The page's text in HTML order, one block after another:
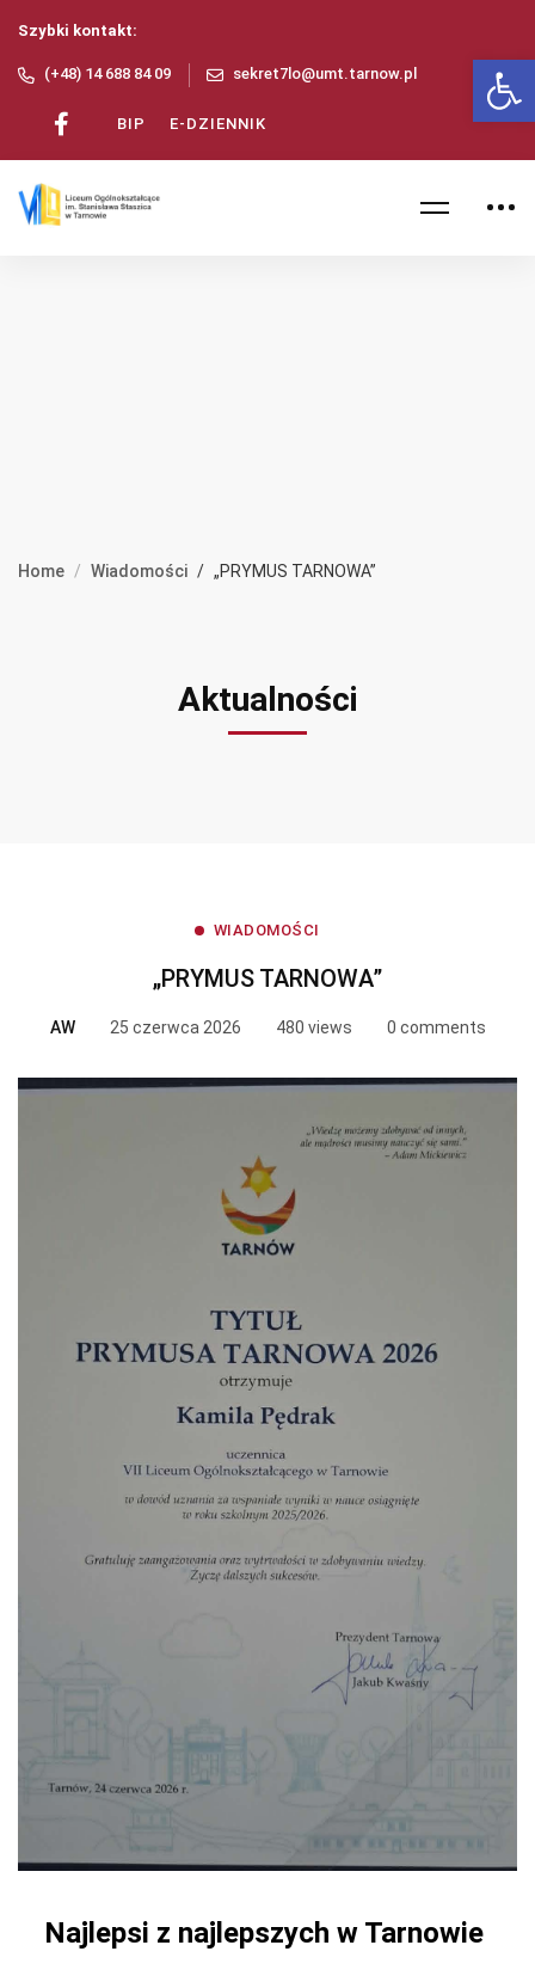
Szybki kontakt:
(+48) 14 688 84 09 sekret7lo@umt.tarnow.pl
BIP E-DZIENNIK
Home Wiadomości „PRYMUS TARNOWA”
Aktualności
WIADOMOŚCI
„PRYMUS TARNOWA”
AW 25 czerwca 2026 480 views 0 comments
Najlepsi z najlepszych w Tarnowie